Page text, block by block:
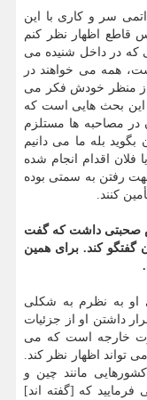
سر و کاری با این
قاطع اظهار نظر کنم
که در داخل شنیده می
همه می خواهند در
منظر خودش فکر می
این بحث هایی است که
در مصاحبه ها مستلزم
بله ما می دانیم
اقدام انجام شده
رفتن به سمتی بوده
کنند.
صحبتی داشت که گفت
گفتگو کند. برای همین
او به نظرم به شکلی
داشتن او از جزئیات
خارجه است که می
تواند اظهار نظر کند.
مانند چین و
که [گفته اند]